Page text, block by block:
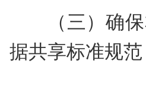
（三）确
据共享标准规范